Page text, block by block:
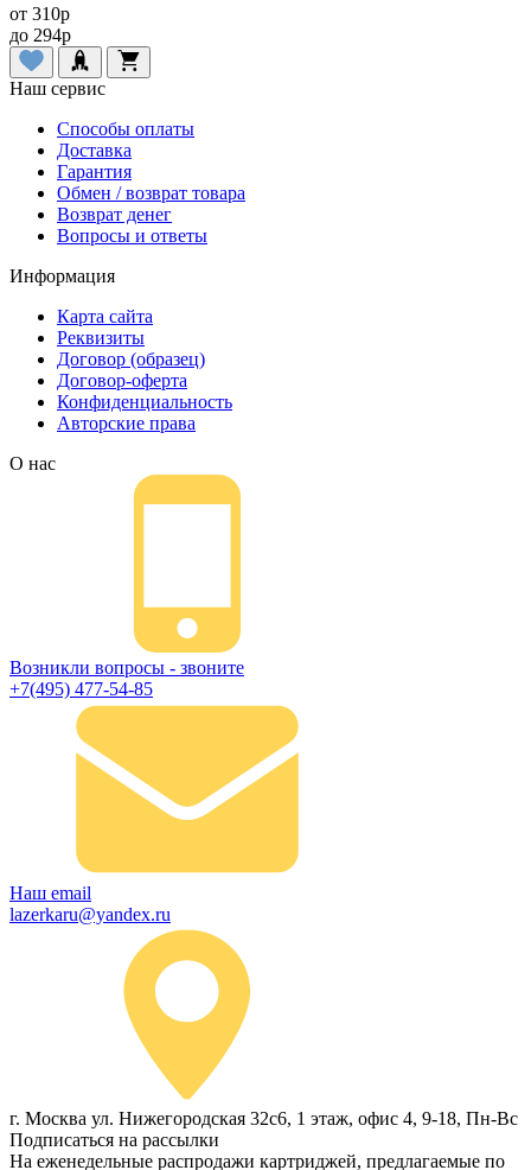
от 310p
до 294p
Наш сервис
Способы оплаты
Доставка
Гарантия
Обмен / возврат товара
Возврат денег
Вопросы и ответы
Информация
Карта сайта
Реквизиты
Договор (образец)
Договор-оферта
Конфиденциальность
Авторские права
О нас
Возникли вопросы - звоните
+7(495) 477-54-85
Наш email
lazerkaru@yandex.ru
г. Москва ул. Нижегородская 32с6, 1 этаж, офис 4, 9-18, Пн-Вс
Подписаться на рассылки
На еженедельные распродажи картриджей, предлагаемые по